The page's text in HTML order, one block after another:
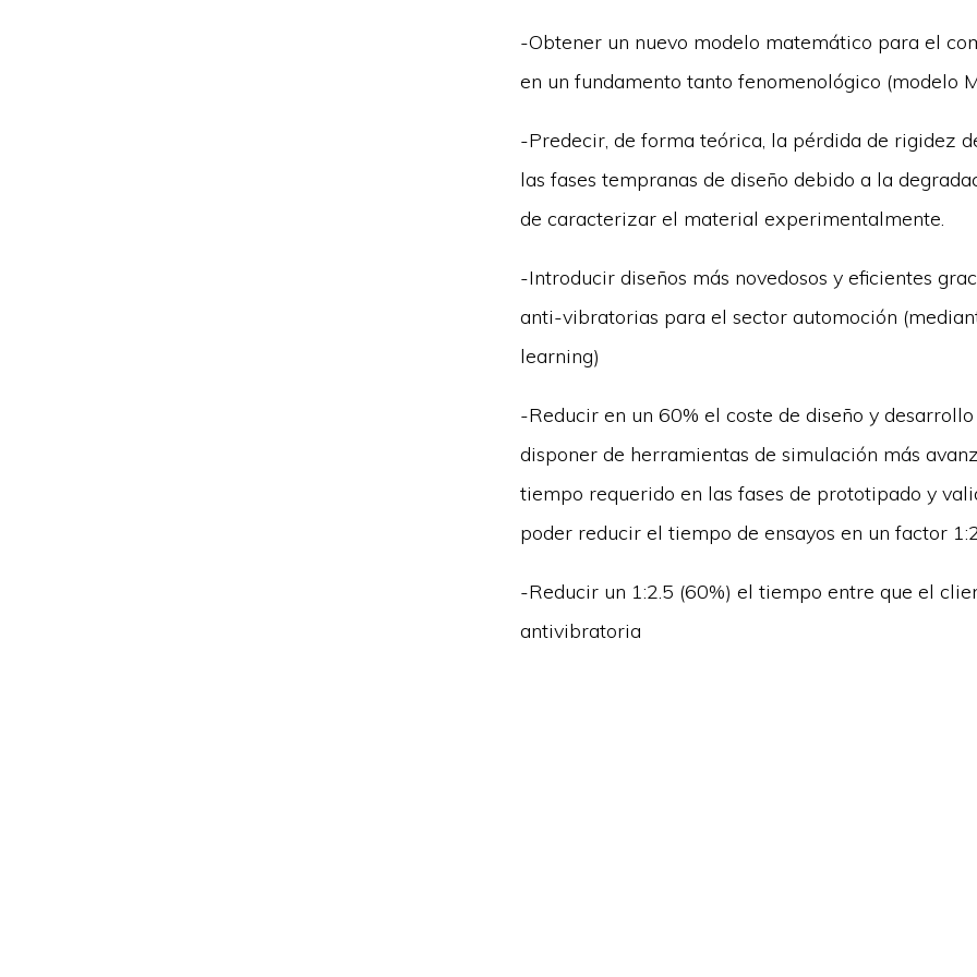
-Obtener un nuevo modelo matemático para el
en un fundamento tanto fenomenológico (modelo
-Predecir, de forma teórica, la pérdida de rigidez
las fases tempranas de diseño debido a la
de caracterizar el material experimentalmente.
-Introducir diseños más novedosos y eficientes
anti-vibratorias para el sector automoción
learning)
-Reducir en un 60% el coste de diseño y
disponer de herramientas de simulación más
tiempo requerido en las fases de prototipado y
poder reducir el tiempo de ensayos en un factor
-Reducir un 1:2.5 (60%) el tiempo entre que el
antivibratoria